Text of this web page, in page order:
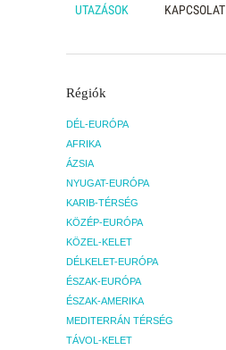
UTAZÁSOK KAPCSOLAT
Régiók
DÉL-EURÓPA
AFRIKA
ÁZSIA
NYUGAT-EURÓPA
KARIB-TÉRSÉG
KÖZÉP-EURÓPA
KÖZEL-KELET
DÉLKELET-EURÓPA
ÉSZAK-EURÓPA
ÉSZAK-AMERIKA
MEDITERRÁN TÉRSÉG
TÁVOL-KELET